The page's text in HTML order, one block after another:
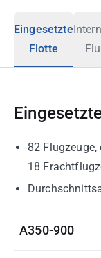
Eingesetzte
Flotte
82
18
A350-900